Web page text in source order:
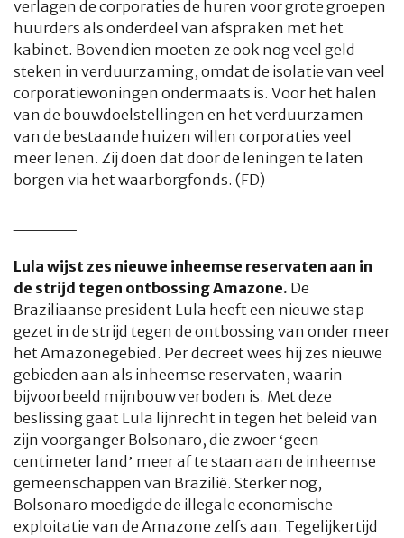
verlagen de corporaties de huren voor grote groepen
huurders als onderdeel van afspraken met het
kabinet. Bovendien moeten ze ook nog veel geld
steken in verduurzaming, omdat de isolatie van veel
corporatiewoningen ondermaats is. Voor het halen
van de bouwdoelstellingen en het verduurzamen
van de bestaande huizen willen corporaties veel
meer lenen. Zij doen dat door de leningen te laten
borgen via het waarborgfonds. (FD)
Lula wijst zes nieuwe inheemse reservaten aan in
de strijd tegen ontbossing Amazone. De
Braziliaanse president Lula heeft een nieuwe stap
gezet in de strijd tegen de ontbossing van onder meer
het Amazonegebied. Per decreet wees hij zes nieuwe
gebieden aan als inheemse reservaten, waarin
bijvoorbeeld mijnbouw verboden is. Met deze
beslissing gaat Lula lijnrecht in tegen het beleid van
zijn voorganger Bolsonaro, die zwoer ‘geen
centimeter land’ meer af te staan aan de inheemse
gemeenschappen van Brazilië. Sterker nog,
Bolsonaro moedigde de illegale economische
exploitatie van de Amazone zelfs aan. Tegelijkertijd